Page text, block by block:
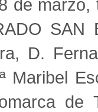
de
D.
Maribel
de